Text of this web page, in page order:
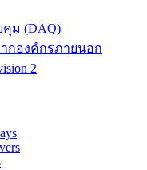
ม (DAQ)
กองค์กรภายนอก
2